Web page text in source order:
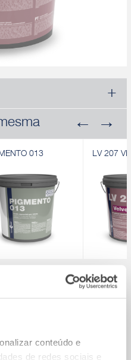
conteúdo e
de redes sociais e
013 LV 207
LV 207
Tinta